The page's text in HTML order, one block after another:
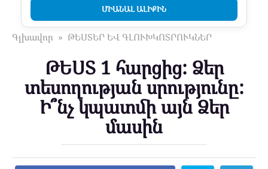
ՄԻԱՆԱԼ ԱԼԻՔԻՆ
Գլխավոր » ԹԵՍՏԵՐ ԵՎ ԳԼՈՒԽԿՈՏՐՈՒԿՆԵՐ
ԹԵՍՏ 1 հարցից: Ձեր
տեսողության սրությունը:
Ի՞նչ կպատմի այն Ձեր
մասին